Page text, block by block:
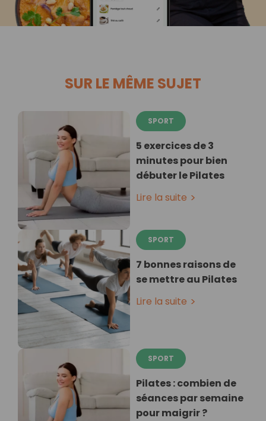
SUR LE MÊME SUJET
SPORT
5 exercices de 3
minutes pour bien
débuter le Pilates
Lire la suite
SPORT
7 bonnes raisons de
se mettre au Pilates
Lire la suite
SPORT
Pilates : combien de
séances par semaine
pour maigrir ?